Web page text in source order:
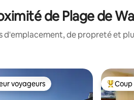
de Plage de
d'emplacement, de propreté et
voyageurs les plus appréciés
voyageurs Coups